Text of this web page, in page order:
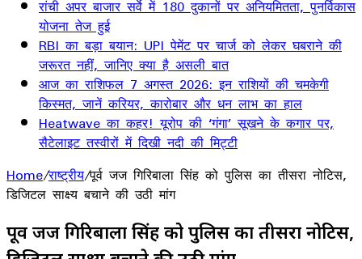
रांची अपर बाजार सर्वे में 180 दुकानों पर अनियमितता, पुनर्विकास
योजना तेज हुई
RBI का बड़ा बयान: UPI पेमेंट पर चार्ज को लेकर घबराने की
जरूरत नहीं, जानिए क्या है असली बात
आज का राशिफल 7 अगस्त 2026: इन राशियों की चमकेगी
किस्मत, जानें करियर, कारोबार और धन लाभ का हाल
Heatwave का कहर! यूरोप की ‘गंगा’ सूखने के कगार पर,
सैटेलाइट तस्वीरों में दिखी नदी की मिट्टी
Home/राष्ट्रीय/पूर्व जज गिरिबाला सिंह को पुलिस का तीसरा नोटिस,
डिजिटल साक्ष्य बचाने की उठी मांग
पूर्व जज गिरिबाला सिंह को पुलिस का तीसरा नोटिस,